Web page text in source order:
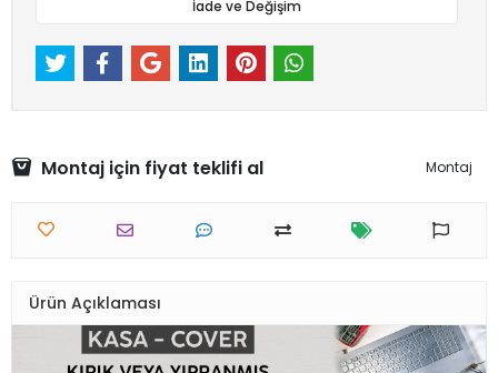
İade ve Değişim
Montaj için fiyat teklifi al Montaj
Ürün Açıklaması